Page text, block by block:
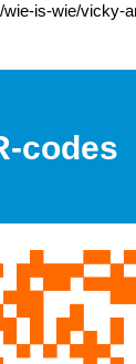
wie-is-wie/vicky-
codes